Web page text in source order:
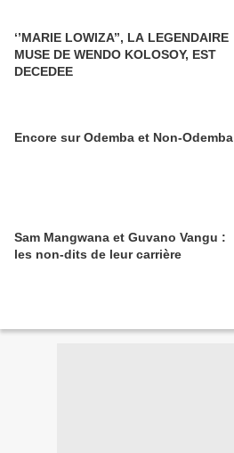
‘’MARIE LOWIZA’’, LA LEGENDAIRE
MUSE DE WENDO KOLOSOY, EST
DECEDEE
Encore sur Odemba et Non-Odemba
Sam Mangwana et Guvano Vangu :
les non-dits de leur carrière